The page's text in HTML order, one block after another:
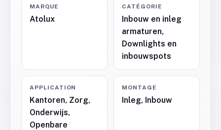
MARQUE
Atolux
CATÉGORIE
Inbouw en inleg
armaturen,
Downlights en
inbouwspots
APPLICATION
Kantoren, Zorg,
Onderwijs,
Openbare
MONTAGE
Inleg, Inbouw